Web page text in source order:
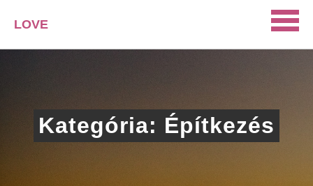
LOVE
PÁRKAPCSOLAT
Kategória: Építkezés